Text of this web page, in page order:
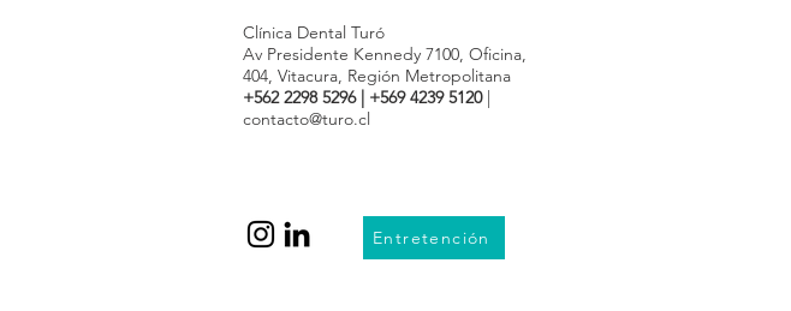
Clínica Dental Turó
Av Presidente Kennedy 7100, Oficina,
404, Vitacura, Región Metropolitana
+562 2298 5296| +569 4239 5120|
contacto@turo.cl
Entretención